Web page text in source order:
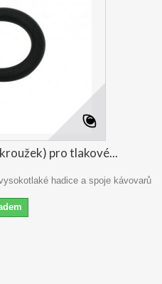
pro tlakové...
hadice a spoje kávovarů